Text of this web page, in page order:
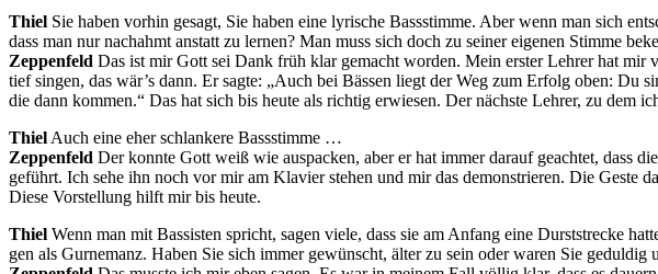
Thiel Sie ha­ben vor­hin ge­sagt, Sie ha­ben eine ly­ri­sche Bass­stim­me. Aber wenn man sich
dass man nur nach­ahmt an­statt zu ler­nen? Man muss sich doch zu sei­ner ei­ge­nen Stim­me
Zep­pe­n­feld Das ist mir Gott sei Dank früh klar ge­macht wor­den. Mein ers­ter Leh­rer hat mir
tief sin­gen, das wär’s dann. Er sag­te: „Auch bei Bäs­sen liegt der Weg zum Er­folg oben: Du
die dann kom­men.“ Das hat sich bis heu­te als rich­tig er­wie­sen. Der nächs­te Leh­rer, zu dem
Thiel Auch eine eher schlan­ke­re Bassstimme …
Zep­pe­n­feld Der konn­te Gott weiß wie aus­pa­cken, aber er hat im­mer dar­auf ge­ach­tet, dass
ge­führt. Ich sehe ihn noch vor mir am Kla­vier ste­hen und mir das de­mons­trie­ren. Die Ges­te
Die­se Vor­stel­lung hilft mir bis heute.
Thiel Wenn man mit Bas­sis­ten spricht, sa­gen vie­le, dass sie am An­fang eine Durst­stre­cke
gen als Gurn­emanz. Ha­ben Sie sich im­mer ge­wünscht, äl­ter zu sein oder wa­ren Sie ge­dul­dig